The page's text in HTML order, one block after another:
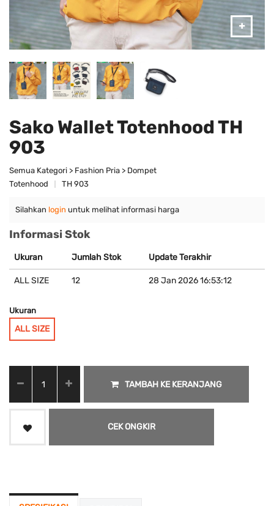
Sako Wallet Totenhood TH
903
Semua Kategori > Fashion Pria > Dompet
Totenhood
TH 903
Silahkan login untuk melihat informasi harga
Informasi Stok
Ukuran Jumlah Stok Update Terakhir
ALL SIZE 12 28 Jan 2026 16:53:12
Ukuran
ALL SIZE
TAMBAH KE KERANJANG
CEK ONGKIR